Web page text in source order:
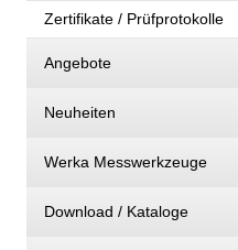
Zertifikate / Prüfprotokolle
Angebote
Neuheiten
Werka Messwerkzeuge
Download / Kataloge